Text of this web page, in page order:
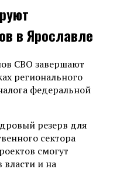
в Ярославле
СВО завершают
регионального
федеральной
резерв для
сектора
смогут
власти и на